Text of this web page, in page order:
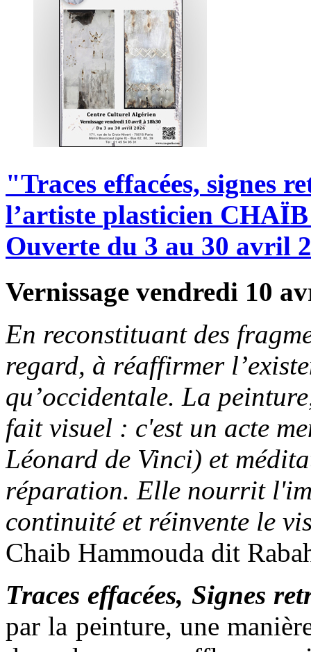
"Traces effacées, signes
l’artiste plasticien CHAÏB
Ouverte du 3 au 30 avril
Vernissage vendredi 10
En reconstituant des
regard, à réaffirmer
qu’occidentale. La
fait visuel : c'est un acte
Léonard de Vinci) et
réparation. Elle nourrit
continuité et réinvente le
Chaib Hammouda dit
Traces effacées, Signes
par la peinture, une